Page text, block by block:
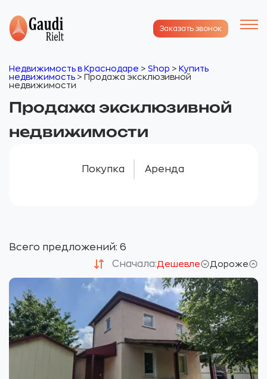
Заказать звонок
Недвижимость в Краснодаре > Shop > Купить
недвижимость > Продажа эксклюзивной
недвижимости
Продажа эксклюзивной
недвижимости
Покупка Аренда
Всего предложений: 6
Сначала:Дешевле Дороже